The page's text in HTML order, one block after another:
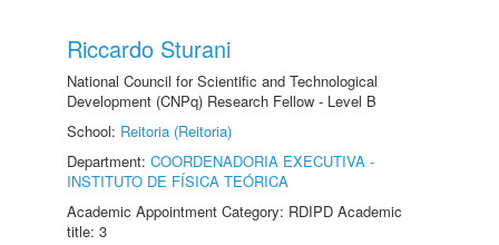
Riccardo Sturani
National Council for Scientific and Technological
Development (CNPq) Research Fellow - Level B
School: Reitoria (Reitoria)
Department: COORDENADORIA EXECUTIVA -
INSTITUTO DE FÍSICA TEÓRICA
Academic Appointment Category: RDIPD Academic
title: 3